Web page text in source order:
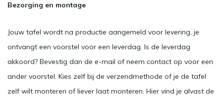
Bezorging en montage
Jouw tafel wordt na productie aangemeld voor levering, je
ontvangt een voorstel voor een leverdag. Is de leverdag
akkoord? Bevestig dan de e-mail of neem contact op voor een
ander voorstel. Kies zelf bij de verzendmethode of je de tafel
zelf wilt monteren of liever laat monteren. Hier vind je alvast de